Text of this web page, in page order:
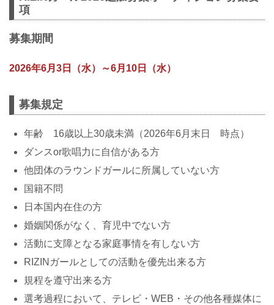
項
募集期間
2026年6月3日（水）～6月10日（水）
募集規定
年齢 16歳以上30歳未満（2026年6月末日 時点）
ダンスor歌唱力に自信がある方
他団体のラウンドガールに所属していない方
国籍不問
日本国内在住の方
婚姻関係がなく、育児中でない方
活動に支障となる家庭事情を有しない方
RIZINガールとしての活動を優先出来る方
規程を遵守出来る方
選考過程において、テレビ・WEB・その他各種媒体に